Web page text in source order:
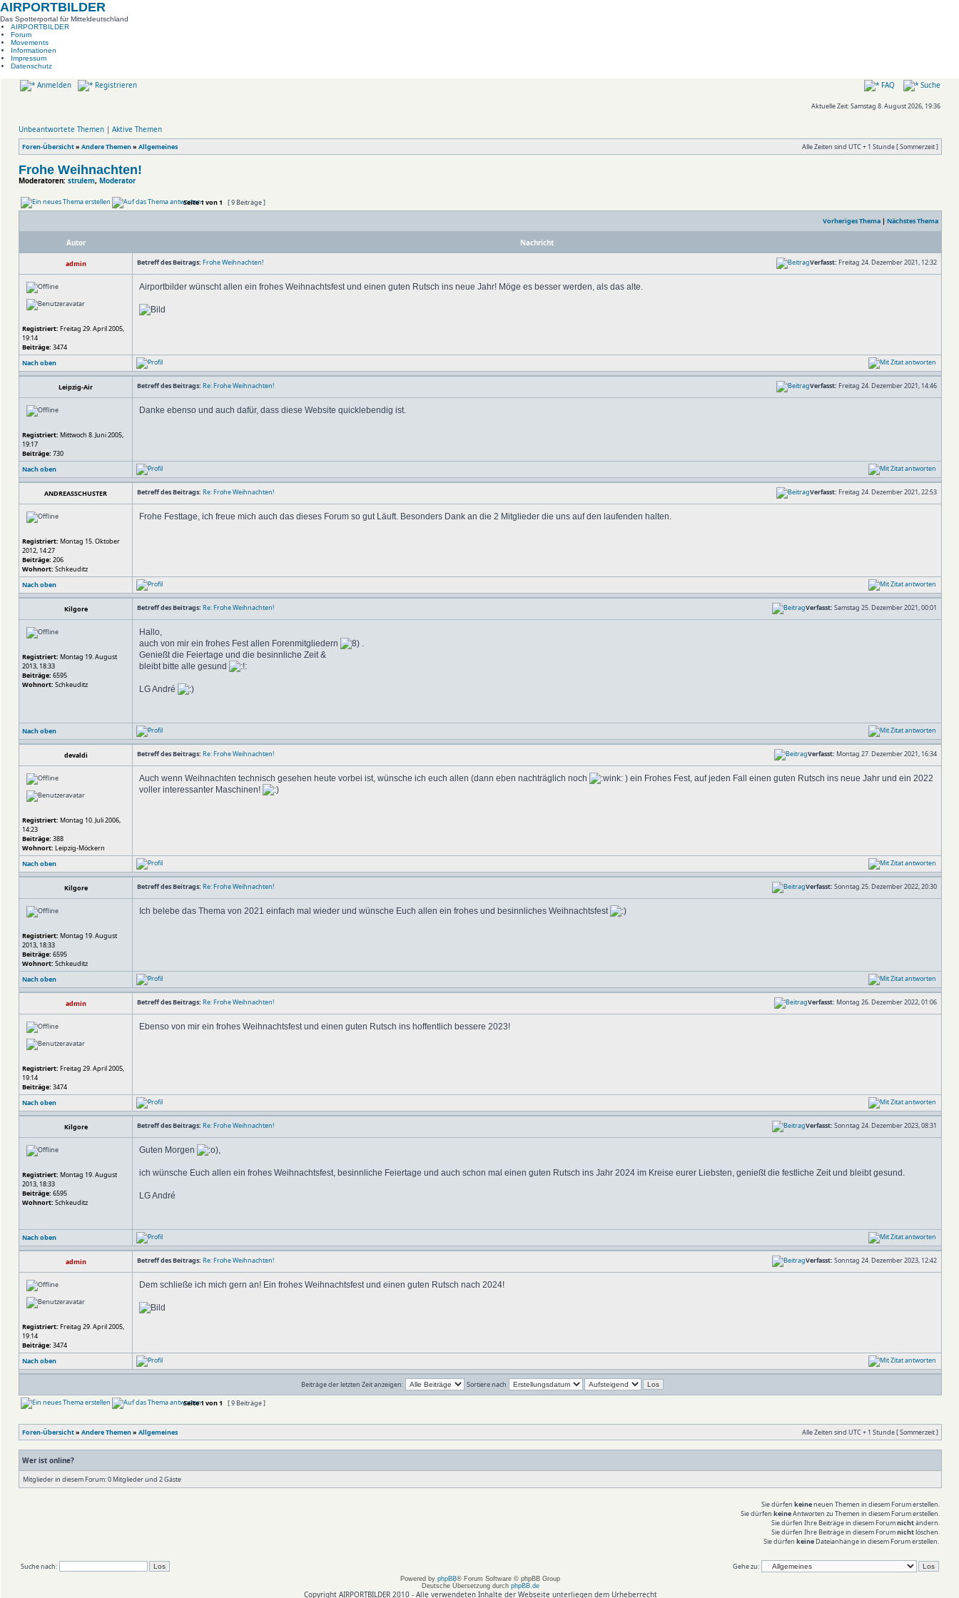
AIRPORTBILDER
Das Spotterportal für Mitteldeutschland
AIRPORTBILDER
Forum
Movements
Informationen
Impressum
Datenschutz
Anmelden Registrieren FAQ Suche
Aktuelle Zeit: Samstag 8. August 2026, 19:36
Unbeantwortete Themen | Aktive Themen
Foren-Übersicht» Andere Themen» Allgemeines Alle Zeiten sind UTC + 1 Stunde [ Sommerzeit ]
Frohe Weihnachten!
Moderatoren: strulem, Moderator
Seite1 von1
[ 9 Beiträge ]
Vorheriges Thema | Nächstes Thema
Autor Nachricht
admin Betreff des Beitrags: Frohe Weihnachten! Verfasst: Freitag 24. Dezember 2021, 12:32
Registriert: Freitag 29. April 2005,
19:14
Beiträge: 3474
Airportbilder wünscht allen ein frohes Weihnachtsfest und einen guten Rutsch ins neue Jahr! Möge es besser werden, als das alte.
Nach oben
Leipzig-Air Betreff des Beitrags: Re: Frohe Weihnachten! Verfasst: Freitag 24. Dezember 2021, 14:46
Registriert: Mittwoch 8. Juni 2005,
19:17
Beiträge: 730
Danke ebenso und auch dafür, dass diese Website quicklebendig ist.
Nach oben
ANDREASSCHUSTER Betreff des Beitrags: Re: Frohe Weihnachten! Verfasst: Freitag 24. Dezember 2021, 22:53
Registriert: Montag 15. Oktober
2012, 14:27
Beiträge: 206
Wohnort: Schkeuditz
Frohe Festtage, ich freue mich auch das dieses Forum so gut Läuft. Besonders Dank an die 2 Mitglieder die uns auf den laufenden halten.
Nach oben
Kilgore Betreff des Beitrags: Re: Frohe Weihnachten! Verfasst: Samstag 25. Dezember 2021, 00:01
Registriert: Montag 19. August
2013, 18:33
Beiträge: 6595
Wohnort: Schkeuditz
Hallo,
auch von mir ein frohes Fest allen Forenmitgliedern
Genießt die Feiertage und die besinnliche Zeit &
bleibt bitte alle gesund
LG André
Nach oben
devaldi Betreff des Beitrags: Re: Frohe Weihnachten! Verfasst: Montag 27. Dezember 2021, 16:34
Registriert: Montag 10. Juli 2006,
14:23
Beiträge: 388
Wohnort: Leipzig-Möckern
Auch wenn Weihnachten technisch gesehen heute vorbei ist, wünsche ich euch allen (dann eben nachträglich noch
) ein Frohes Fest, auf jeden Fall einen guten Rutsch ins neue Jahr und ein 2022
voller interessanter Maschinen!
Nach oben
Kilgore Betreff des Beitrags: Re: Frohe Weihnachten! Verfasst: Sonntag 25. Dezember 2022, 20:30
Registriert: Montag 19. August
2013, 18:33
Beiträge: 6595
Wohnort: Schkeuditz
Ich belebe das Thema von 2021 einfach mal wieder und wünsche Euch allen ein frohes und besinnliches Weihnachtsfest
Nach oben
admin Betreff des Beitrags: Re: Frohe Weihnachten! Verfasst: Montag 26. Dezember 2022, 01:06
Registriert: Freitag 29. April 2005,
19:14
Beiträge: 3474
Ebenso von mir ein frohes Weihnachtsfest und einen guten Rutsch ins hoffentlich bessere 2023!
Nach oben
Kilgore Betreff des Beitrags: Re: Frohe Weihnachten! Verfasst: Sonntag 24. Dezember 2023, 08:31
Registriert: Montag 19. August
2013, 18:33
Beiträge: 6595
Wohnort: Schkeuditz
Guten Morgen ),
ich wünsche Euch allen ein frohes Weihnachtsfest, besinnliche Feiertage und auch schon mal einen guten Rutsch ins Jahr 2024 im Kreise eurer Liebsten, genießt die festliche Zeit und bleibt gesund.
LG André
Nach oben
admin Betreff des Beitrags: Re: Frohe Weihnachten! Verfasst: Sonntag 24. Dezember 2023, 12:42
Registriert: Freitag 29. April 2005,
19:14
Beiträge: 3474
Dem schließe ich mich gern an! Ein frohes Weihnachtsfest und einen guten Rutsch nach 2024!
Nach oben
Beiträge der letzten Zeit anzeigen:
Sortiere nach
Seite1 von1 [ 9 Beiträge ]
Foren-Übersicht» Andere Themen» Allgemeines Alle Zeiten sind UTC + 1 Stunde [ Sommerzeit ]
Wer ist online?
Mitglieder in diesem Forum: 0 Mitglieder und 2 Gäste
Sie dürfen keineneuen Themen in diesem Forum erstellen.
Sie dürfen keineAntworten zu Themen in diesem Forum erstellen.
Sie dürfen Ihre Beiträge in diesem Forumnichtändern.
Sie dürfen Ihre Beiträge in diesem Forumnichtlöschen.
Sie dürfen keineDateianhänge in diesem Forum erstellen.
Suche nach: Gehe zu:
Powered by phpBB® Forum Software © phpBB Group
Deutsche Übersetzung durch phpBB.de
Copyright AIRPORTBILDER 2010 - Alle verwendeten Inhalte der Webseite unterliegen dem Urheberrecht